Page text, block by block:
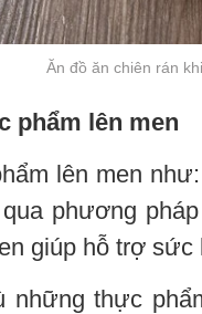
Ăn đồ ăn chiên rán
phẩm lên men
lên men
phương
giúp hỗ trợ
những thực